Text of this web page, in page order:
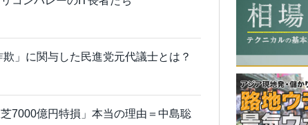
」に関与した民進党元代議士とは？
7000億円特損」本当の理由＝中島聡